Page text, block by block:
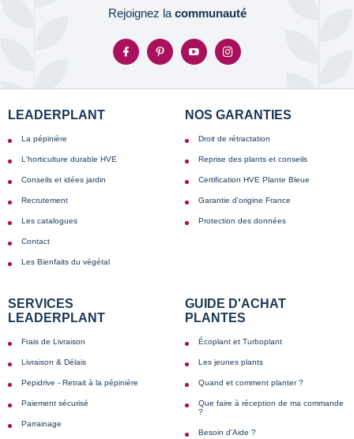
Rejoignez la communauté
LEADERPLANT
La pépinière
L'horticulture durable HVE
Conseils et idées jardin
Recrutement
Les catalogues
Contact
Les Bienfaits du végétal
NOS GARANTIES
Droit de rétractation
Reprise des plants et conseils
Certification HVE Plante Bleue
Garantie d'origine France
Protection des données
SERVICES
LEADERPLANT
Frais de Livraison
Livraison & Délais
Pepidrive - Retrait à la pépinière
Paiement sécurisé
Parrainage
GUIDE D'ACHAT
PLANTES
Écoplant et Turboplant
Les jeunes plants
Quand et comment planter ?
Que faire à réception de ma commande
?
Besoin d'Aide ?